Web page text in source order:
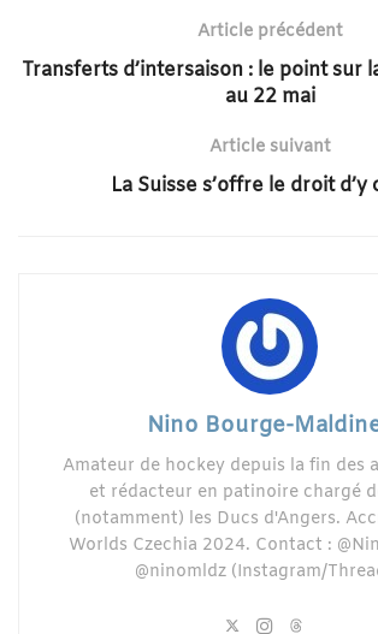
Article précédent
Transferts d’intersaison : le point sur
au 22 mai
Article suivant
La Suisse s’offre le droit d’y
Nino Bourge-
Amateur de hockey depuis la fin des
et rédacteur en patinoire chargé
(notamment) les Ducs d'Angers.
Worlds Czechia 2024. Contact :
@ninomldz (Instagram/